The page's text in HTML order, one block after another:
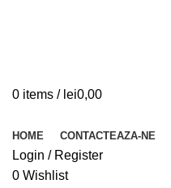
0 items / lei0,00
HOME CONTACTEAZA-NE
Login / Register
0 Wishlist